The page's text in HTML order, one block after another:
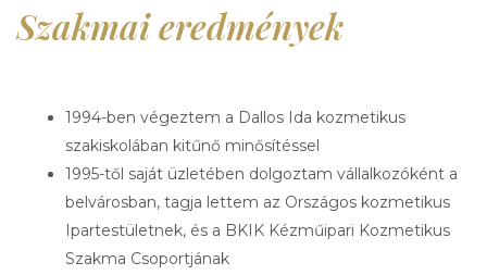
Szakmai eredmények
1994-ben végeztem a Dallos Ida kozmetikus
szakiskolában kitűnő minősítéssel
1995-től saját üzletében dolgoztam vállalkozóként a
belvárosban, tagja lettem az Országos kozmetikus
Ipartestületnek, és a BKIK Kézműipari Kozmetikus
Szakma Csoportjának